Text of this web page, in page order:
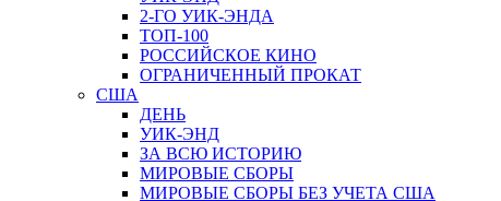
2-ГО УИК-ЭНДА
ТОП-100
РОССИЙСКОЕ КИНО
ОГРАНИЧЕННЫЙ ПРОКАТ
США
ДЕНЬ
УИК-ЭНД
ЗА ВСЮ ИСТОРИЮ
МИРОВЫЕ СБОРЫ
МИРОВЫЕ СБОРЫ БЕЗ УЧЕТА США